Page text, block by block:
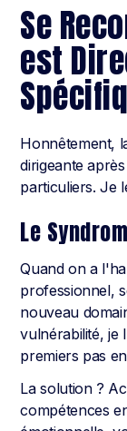
Se
est
Honnêtement,
dirigeante
particuliers. Je
Le
Quand on a
professionnel,
nouveau
vulnérabilité, je
premiers pas
La solution ?
compétences